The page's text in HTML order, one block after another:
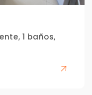
1 baños,